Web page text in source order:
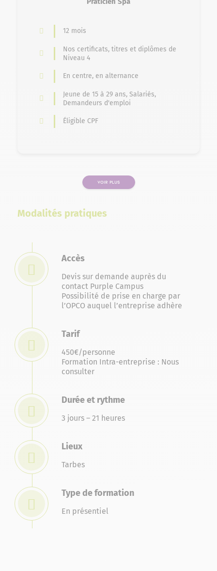
12 mois
Nos certificats, titres et diplômes de
Niveau 4
En centre, en alternance
Jeune de 15 à 29 ans, Salariés,
Demandeurs d'emploi
Éligible CPF
VOIR PLUS
Modalités pratiques
Accès
Devis sur demande auprès du
contact Purple Campus
Possibilité de prise en charge par
l’OPCO auquel l’entreprise adhère
Tarif
450€/personne
Formation Intra-entreprise : Nous
consulter
Durée et rythme
3 jours – 21 heures
Lieux
Tarbes
Type de formation
En présentiel